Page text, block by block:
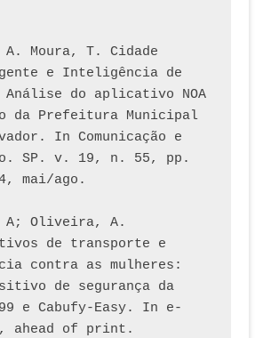
A. Moura, T. Cidade
e Inteligência de
Análise do aplicativo NOA
da Prefeitura Municipal
In Comunicação e
SP. v. 19, n. 55, pp.
mai/ago.
A; Oliveira, A.
de transporte e
contra as mulheres:
de segurança da
e Cabufy-Easy. In e-
ahead of print.